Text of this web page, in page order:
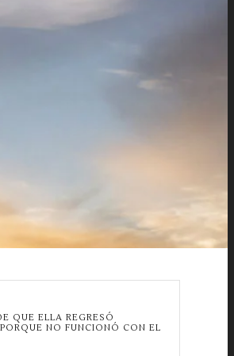
QUE ELLA REGRESÓ
NO FUNCIONÓ CON EL